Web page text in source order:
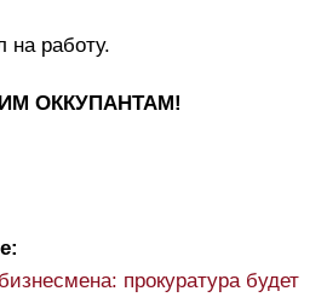
на работу.
ОККУПАНТАМ!
прокуратура будет